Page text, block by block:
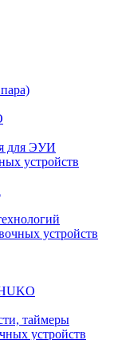
для ЭУИ
устройств
устройств
таймеры
устройств